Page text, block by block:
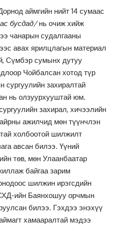
аймгийн нийт 14 сумаас
бусдад/нь очиж хийж
чанарын судалгааны
авах ярилцлагын материал
Сүмбэр сумынх дутуу
Чойбалсан хотод түр
захиралтай
нь олзуурхууштай юм.
захирал, хичээлийн
ажилчид мөн түүнчлэн
холбоотой шилжилт
авсан билээ. Үүний
төв, мөн Улаанбаатар
байгаа зарим
шилжин ирэгсдийн
ийн Баянхошуу орчмын
билээ. Гэхдээ энэхүү
хамааралтай мэдээ